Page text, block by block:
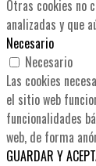
Otras cookies no
analizadas y que
Necesario
Necesario
Las cookies
el sitio web
funcionalidades
web, de forma
GUARDAR Y